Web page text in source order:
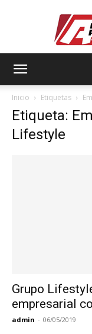
Inicio Etiquetas
Etiqueta:
Lifestyle
Grupo
empresarial
admin - 06/05/2019